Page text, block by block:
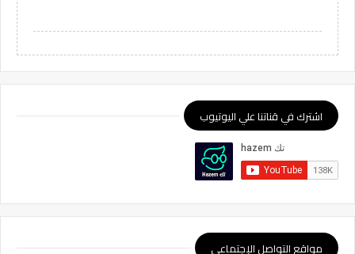
اشترك في قناتنا علي اليوتيوب
مواقع التواصل الإجتماعي